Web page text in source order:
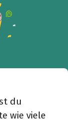
du
wie viele